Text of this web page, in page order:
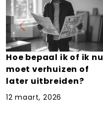
Hoe bepaal ik of ik nu
moet verhuizen of
later uitbreiden?
12 maart, 2026